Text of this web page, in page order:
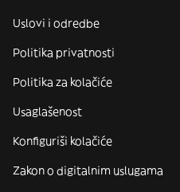
Uslovi i odredbe
Politika privatnosti
Politika za kolačiće
Usaglašenost
Konfiguriši kolačiće
Zakon o digitalnim uslugama